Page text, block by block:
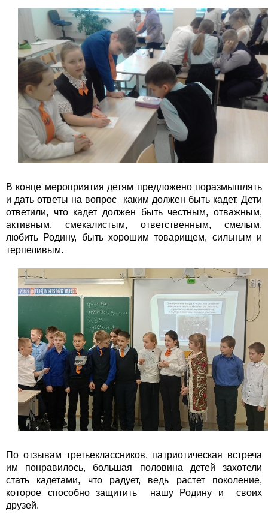
В конце мероприятия детям предложено поразмышлять
и дать ответы на вопрос каким должен быть кадет. Дети
ответили, что кадет должен быть честным, отважным,
активным, смекалистым, ответственным, смелым,
любить Родину, быть хорошим товарищем, сильным и
терпеливым.
По отзывам третьеклассников, патриотическая встреча
им понравилось, большая половина детей захотели
стать кадетами, что радует, ведь растет поколение,
которое способно защитить нашу Родину и своих
друзей.